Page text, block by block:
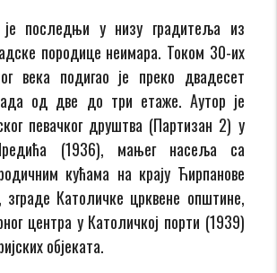
последњи у низу градитеља из
породице неимара. Током 30-их
века подигао је преко двадесет
од две до три етаже. Аутор је
певачког друштва (Партизан 2) у
(1936), мањег насеља са
кућама на крају Ћирпанове
Католичке црквене општине,
центра у Католичкој порти (1939)
објеката.